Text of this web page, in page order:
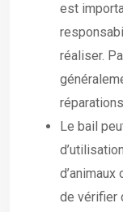
est
réaliser.
Le bail
de vérifier